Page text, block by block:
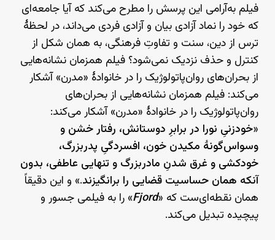
فیلم به‌آرامی این پرسش را مطرح می‌کند که آیا جامعه‌ای
که خود را نماد آزادی بیان و آزادی فردی می‌داند، در لحظهٔ
ترس از دین، سنت و تفاوتِ فرهنگی، به همان شکل از
کنترل و حذف نزدیک نمی‌شود؟ فیلم همزمان نشانه‌هایی
از بحران‌های روان‌پاتولوژیک را در خانوادهٔ «مدرن» آشکار
می‌کند: فیلم همزمان نشانه‌هایی از بحران‌های
روان‌پاتولوژیک را در خانوادهٔ «مدرن» آشکار می‌کند:
«خودزنیِ نورا در برابرِ دوستانش، رفتار خشن و
وسواس‌گونهٔ مکیدن خون، افسردگیِ پدربزرگ،
خودکشی و غرق شدنِ مادربزرگ و تنهایی عاطفی، بدون
آنکه همان حساسیت قضایی را برانگیزند.» و این دقیقاً
همان نقطه‌ای‌ست که «Fjord» را به فیلمی جسور و
پیچیده تبدیل می‌کند.